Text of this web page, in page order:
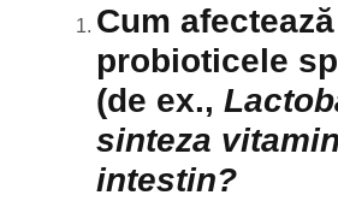
Cum afectează
probioticele
(de ex.,
sinteza
intestin?